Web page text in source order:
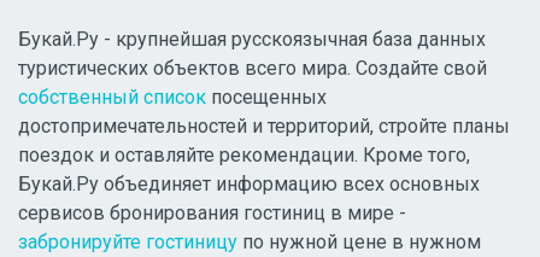
Букай.Ру - крупнейшая русскоязычная база данных
туристических объектов всего мира. Создайте свой
собственный список посещенных
достопримечательностей и территорий, стройте планы
поездок и оставляйте рекомендации. Кроме того,
Букай.Ру объединяет информацию всех основных
сервисов бронирования гостиниц в мире -
забронируйте гостиницу по нужной цене в нужном